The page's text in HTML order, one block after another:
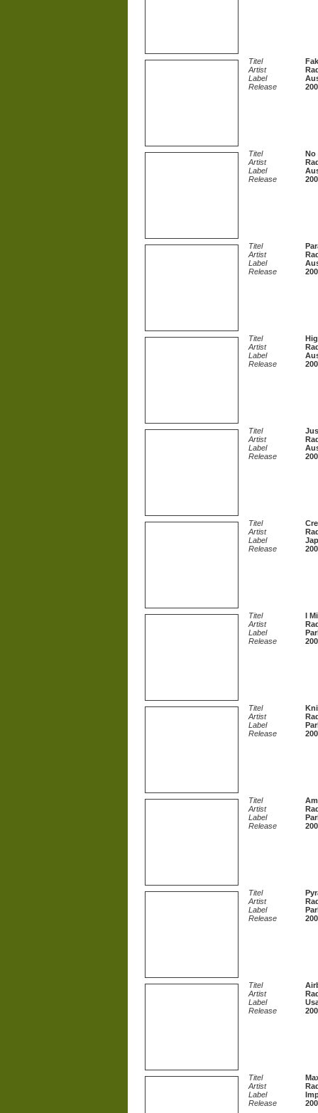
Titel
Artist
Label
Release
Titel
No
Artist
Label
Release
Titel
Artist
Label
Release
Titel
Artist
Label
Release
Titel
Artist
Label
Release
Titel
Artist
Label
Release
Titel
I
Artist
Label
Release
Titel
Artist
Label
Release
Titel
Artist
Label
Release
Titel
Artist
Label
Release
Titel
Artist
Label
Release
Titel
Artist
Label
Release